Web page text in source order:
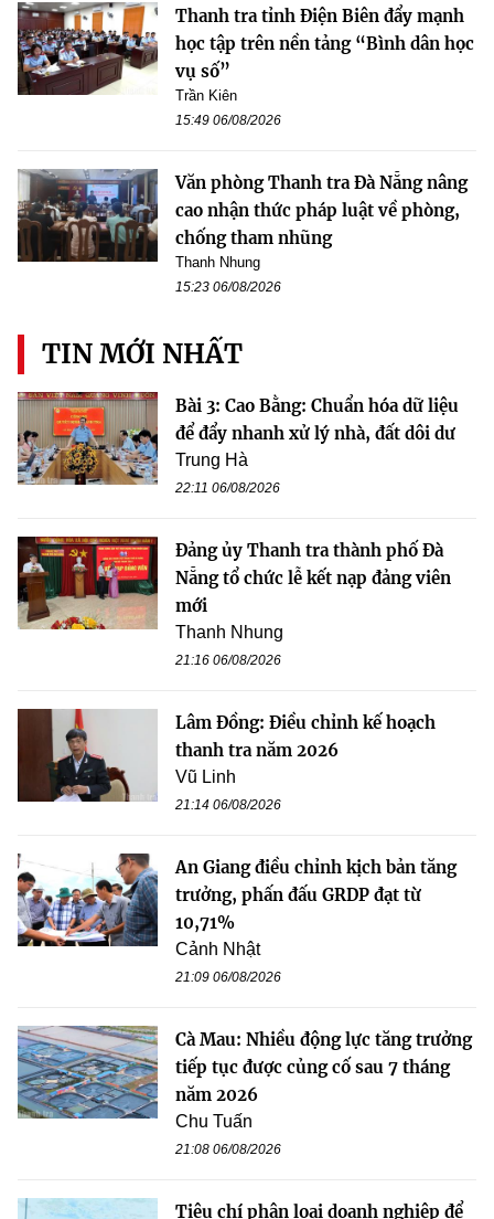
Thanh tra tỉnh Điện Biên đẩy mạnh
học tập trên nền tảng “Bình dân học
vụ số”
Trần Kiên
15:49 06/08/2026
Văn phòng Thanh tra Đà Nẵng nâng
cao nhận thức pháp luật về phòng,
chống tham nhũng
Thanh Nhung
15:23 06/08/2026
TIN MỚI NHẤT
Bài 3: Cao Bằng: Chuẩn hóa dữ liệu
để đẩy nhanh xử lý nhà, đất dôi dư
Trung Hà
22:11 06/08/2026
Đảng ủy Thanh tra thành phố Đà
Nẵng tổ chức lễ kết nạp đảng viên
mới
Thanh Nhung
21:16 06/08/2026
Lâm Đồng: Điều chỉnh kế hoạch
thanh tra năm 2026
Vũ Linh
21:14 06/08/2026
An Giang điều chỉnh kịch bản tăng
trưởng, phấn đấu GRDP đạt từ
10,71%
Cảnh Nhật
21:09 06/08/2026
Cà Mau: Nhiều động lực tăng trưởng
tiếp tục được củng cố sau 7 tháng
năm 2026
Chu Tuấn
21:08 06/08/2026
Tiêu chí phân loại doanh nghiệp để